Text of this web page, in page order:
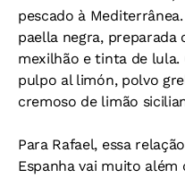
pescado à
paella negra, preparada
mexilhão e tinta de lula.
pulpo al limón, polvo
cremoso de limão
Para Rafael, essa
Espanha vai muito além